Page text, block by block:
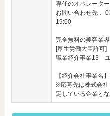
専任のオペレータ
お問い合わせ先：
19:00
完全無料の美容業
[厚生労働大臣許可]
職業紹介事業13－
【紹介会社事業名
※応募先は株式会
定している企業とな